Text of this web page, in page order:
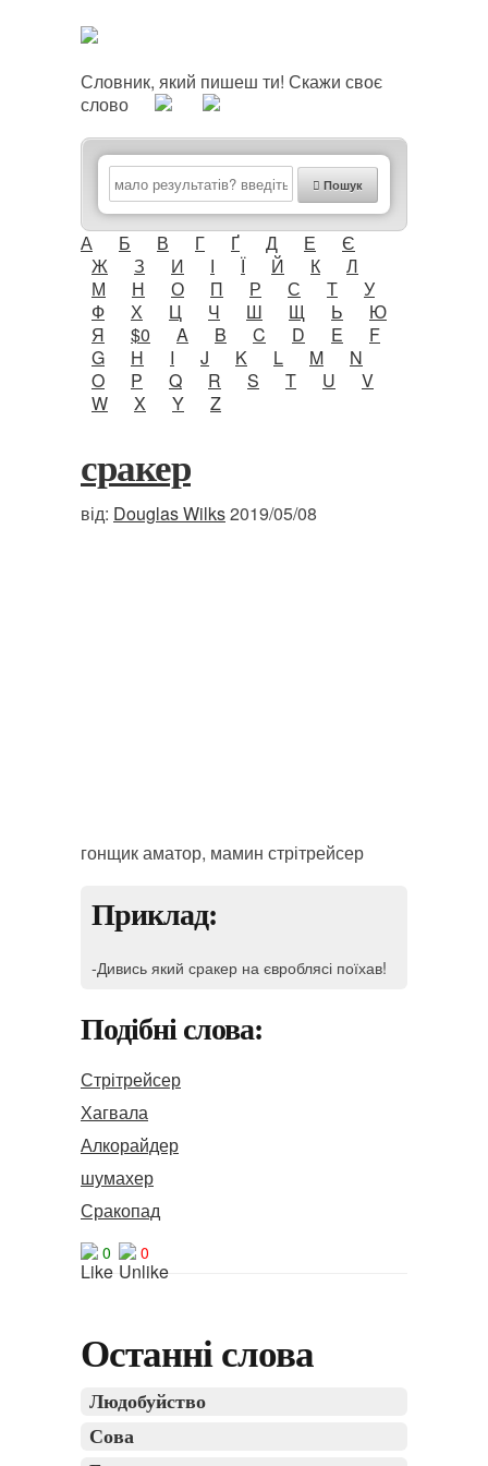
Словник, який пишеш ти! Скажи своє
слово
Пошук
А Б В Г Ґ Д Е
Є
Ж
З И І Ї Й К
Л
М
Н О П Р С Т
У
Ф
Х Ц Ч Ш Щ Ь
Ю
Я
$0 A B C D E
F
G
H I J K L M
N
O
P Q R S T U
V
W
X Y Z
сракер
від: Douglas Wilks2019/05/08
гонщик аматор, мамин стрітрейсер
Приклад:
-Дивись який сракер на євроблясі поїхав!
Подібні слова:
Стрітрейсер
Хагвала
Алкорайдер
шумахер
Сракопад
0 0
Останні слова
Людобуйство
Сова